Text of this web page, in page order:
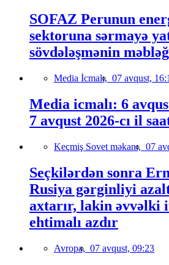
SOFAZ Perunun
sektoruna sərmayə
sövdələşmənin
Media İcmalı, 07 avqust,
Media icmalı: 6
7 avqust 2026-cı il
Keçmiş Sovet məkanı, 07
Seçkilərdən sonra
Rusiya gərginliyi
axtarır, lakin əvvəlki
ehtimalı azdır
Avropa, 07 avqust, 09:23